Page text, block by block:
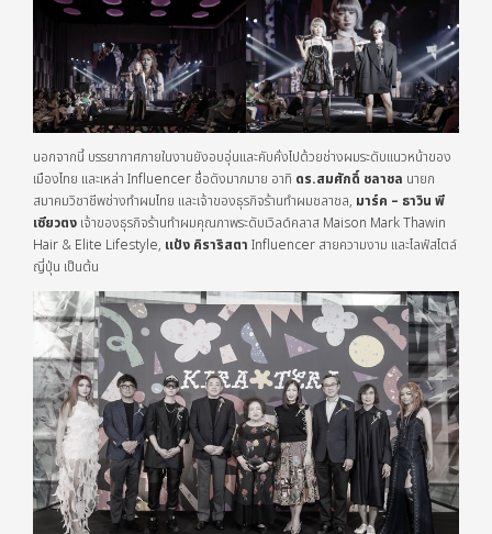
นอกจากนี้ บรรยากาศภายในงานยังอบอุ่นและคับคั่งไปด้วยช่างผมระดับแนวหน้าของ
เมืองไทย และเหล่า Influencer ชื่อดังมากมาย อาทิ ดร.สมศักดิ์ ชลาชล นายก
สมาคมวิชาชีพช่างทำผมไทย และเจ้าของธุรกิจร้านทำผมชลาชล, มาร์ค – ธาวิน พี
เซียวตง เจ้าของธุรกิจร้านทำผมคุณภาพระดับเวิลด์คลาส Maison Mark Thawin
Hair & Elite Lifestyle, แป้ง คิราริสตา Influencer สายความงาม และไลฟ์สไตล์
ญี่ปุ่น เป็นต้น